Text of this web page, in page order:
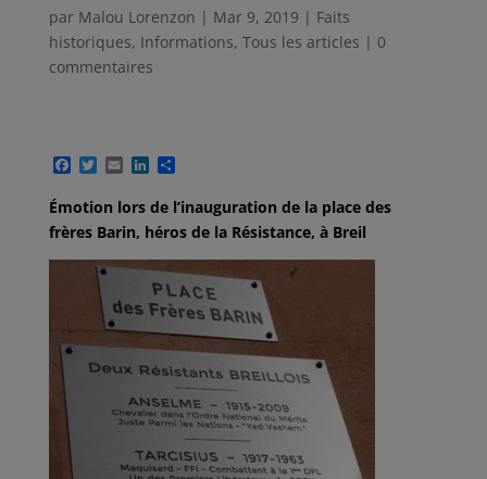
par Malou Lorenzon | Mar 9, 2019 | Faits
historiques, Informations, Tous les articles | 0
commentaires
F
c
e
b
T
i
t
t
r
E
a
i
l
L
n
k
e
I
n
P
r
t
a
e
r
Émotion lors de l’inauguration de la place des
frères Barin, héros de la Résistance, à Breil